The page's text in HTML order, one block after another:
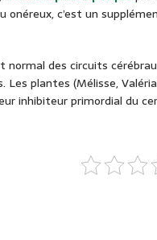
c’est un
des circuits
plantes (Mélisse,
inhibiteur primordial du